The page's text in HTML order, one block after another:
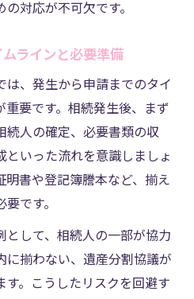
対応が不可欠です。
ラインと必要準備
は、発生から申請までのタイ
重要です。相続発生後、まず
続人の確定、必要書類の収
いった流れを意識しましょ
明書や登記簿謄本など、揃え
です。
として、相続人の一部が協力
に揃わない、遺産分割協議が
す。こうしたリスクを回避す